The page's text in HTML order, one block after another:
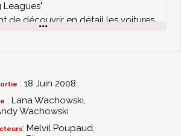
Leagues"
de découvrir en détail les voitures
: 18 Juin 2008
: Lana Wachowski,
Wachowski
: Melvil Poupaud,